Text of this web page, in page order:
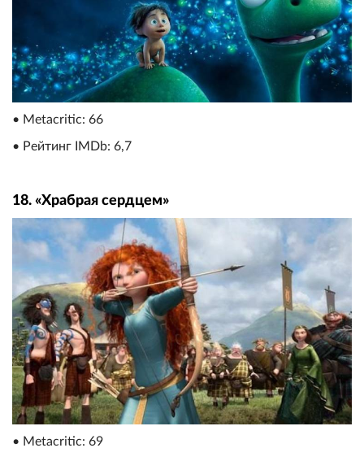
• Metacritic: 66
• Рейтинг IMDb: 6,7
18. «Храбрая сердцем»
• Metacritic: 69